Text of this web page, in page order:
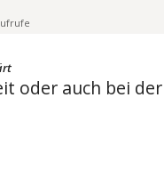
oder auch bei